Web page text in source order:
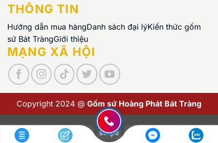
THÔNG TIN
Hướng dẫn mua hàngDanh sách đại lýKiến thức gốm
sứ Bát TràngGiới thiệu
MẠNG XÃ HỘI
Copyright 2024 @ Gốm sứ Hoàng Phát Bát Tràng
Visa PayPal Stripe MasterCardCash